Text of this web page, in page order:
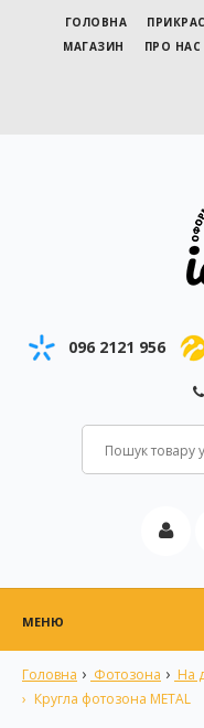
ГОЛОВНА
МАГАЗИН
ПРО НАС
096 2121 956
МЕНЮ
Головна Фотозона
На
Кругла фотозона METAL